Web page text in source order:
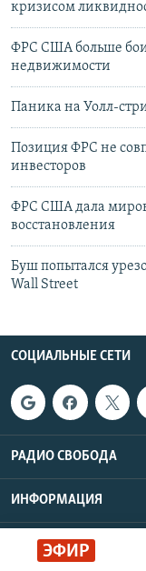
ЭФИР
кризисом
ФРС США больше
недвижимости
Паника на Уолл-
Позиция ФРС не
инвесторов
ФРС США дала
восстановления
Буш попытался
Wall Street
СОЦИАЛЬНЫЕ СЕТИ
РАДИО СВОБОДА
ИНФОРМАЦИЯ
Радио Свобода